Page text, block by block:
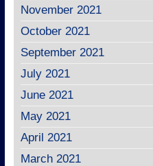
November 2021
October 2021
September 2021
July 2021
June 2021
May 2021
April 2021
March 2021